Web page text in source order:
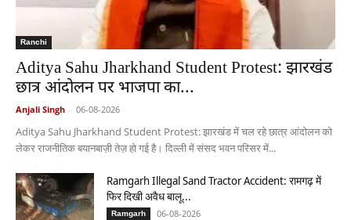
Ranchi
Aditya Sahu Jharkhand Student Protest: झारखंड
छात्र आंदोलन पर भाजपा का...
Anjali Singh - 06-08-2026
Aditya Sahu Jharkhand Student Protest: झारखंड में चल रहे छात्र आंदोलन को
लेकर राजनीतिक बयानबाज़ी तेज़ हो गई है। दिल्ली में संसद भवन परिसर में...
Ramgarh Illegal Sand Tractor Accident: रामगढ़ में
फिर दिखी अवैध बालू...
Ramgarh 06-08-2026